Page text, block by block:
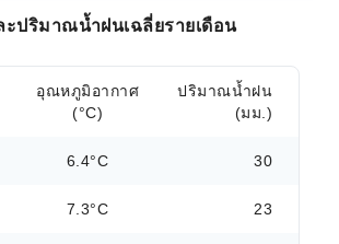
ปริมาณน้ำฝนเฉลี่ยรายเดือน
อุณหภูมิอากาศ
(°C)
ปริมาณน้ำฝน
(มม.)
6.4°C 30
7.3°C 23